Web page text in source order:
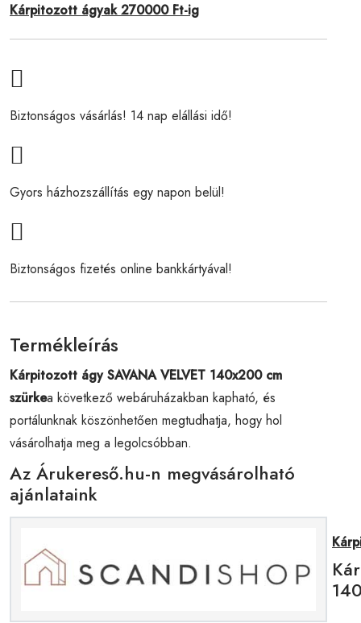
Kárpitozott ágyak 270000 Ft-ig
Biztonságos vásárlás! 14 nap elállási idő!
Gyors házhozszállítás egy napon belül!
Biztonságos fizetés online bankkártyával!
Termékleírás
Kárpitozott ágy SAVANA VELVET 140x200 cm
szürkea következő webáruházakban kapható, és
portálunknak köszönhetően megtudhatja, hogy hol
vásárolhatja meg a legolcsóbban.
Az Árukereső.hu-n megvásárolható
ajánlataink